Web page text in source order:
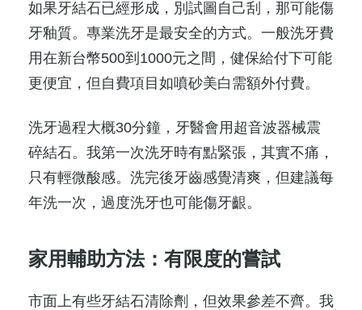
如果牙結石已經形成，別試圖自己刮，那可能傷
牙釉質。專業洗牙是最安全的方式。一般洗牙費
用在新台幣500到1000元之間，健保給付下可能
更便宜，但自費項目如噴砂美白需額外付費。
洗牙過程大概30分鐘，牙醫會用超音波器械震
碎結石。我第一次洗牙時有點緊張，其實不痛，
只有輕微酸感。洗完後牙齒感覺清爽，但建議每
年洗一次，過度洗牙也可能傷牙齦。
家用輔助方法：有限度的嘗試
市面上有些牙結石清除劑，但效果參差不齊。我